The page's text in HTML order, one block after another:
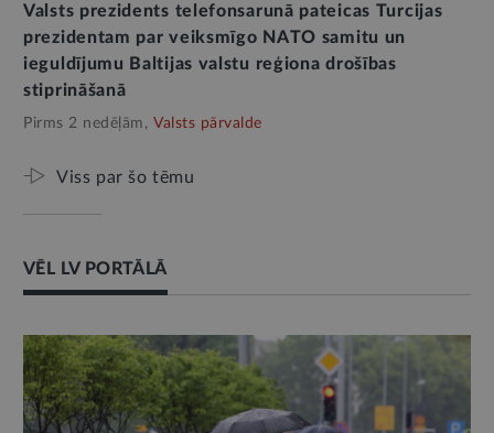
Valsts prezidents telefonsarunā pateicas Turcijas
prezidentam par veiksmīgo NATO samitu un
ieguldījumu Baltijas valstu reģiona drošības
stiprināšanā
Pirms 2 nedēļām, Valsts pārvalde
Viss par šo tēmu
VĒL LV PORTĀLĀ